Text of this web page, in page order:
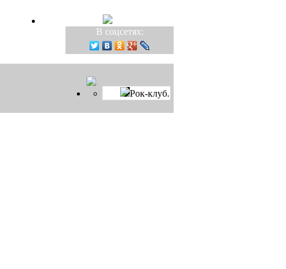
В соцсетях:
Рок-клуб.